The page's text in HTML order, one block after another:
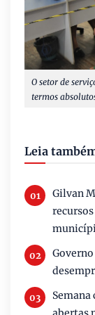
O setor de
termos
Leia
Gilvan
Semana